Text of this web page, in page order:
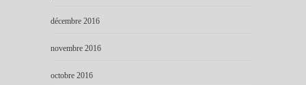
décembre 2016
novembre 2016
octobre 2016